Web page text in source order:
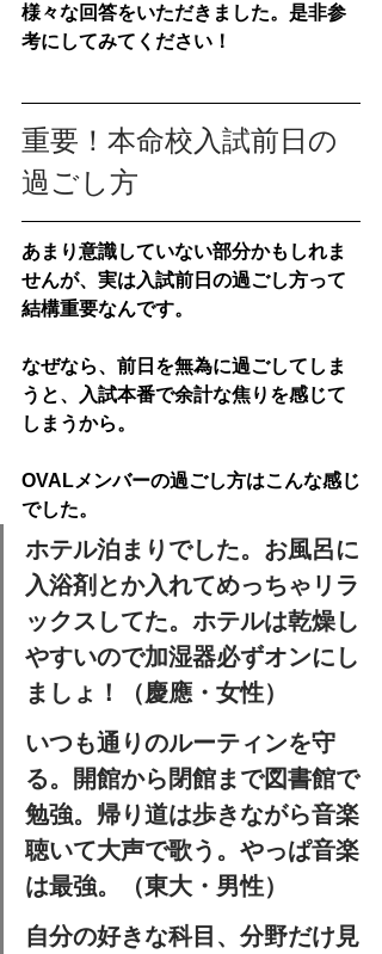
様々な回答をいただきました。是非参
考にしてみてください！
重要！本命校入試前日の
過ごし方
あまり意識していない部分かもしれま
せんが、実は入試前日の過ごし方って
結構重要なんです。
なぜなら、 前日を無為に過ごしてしま
うと、入試本番で余計な焦りを感じて
しまうから。
OVALメンバーの過ごし方はこんな感じ
でした。
ホテル泊まりでした。お風呂に
入浴剤とか入れてめっちゃリラ
ックスしてた。ホテルは乾燥し
やすいので加湿器必ずオンにし
ましょ！（慶應・女性）
いつも通りのルーティンを守
る。開館から閉館まで図書館で
勉強。帰り道は歩きながら音楽
聴いて大声で歌う。やっぱ音楽
は最強。（東大・男性）
自分の好きな科目、分野だけ見